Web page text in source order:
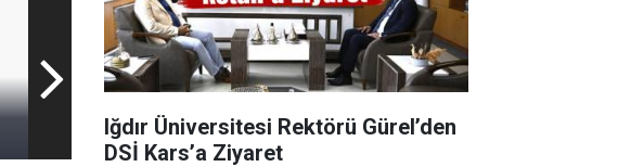
Iğdır Üniversitesi Rektörü Gürel’den
DSİ Kars’a Ziyaret